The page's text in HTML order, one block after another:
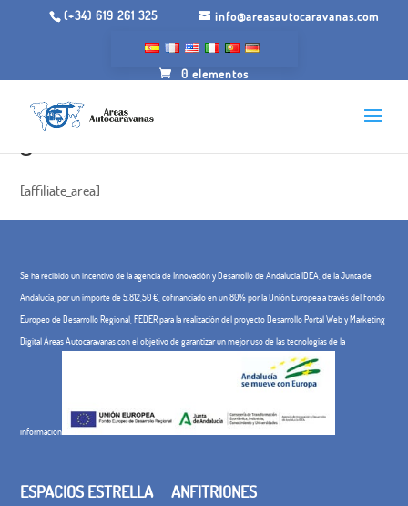
(+34) 619 261 325 info@areasautocaravanas.com
0 elementos
gonzalo
[affiliate_area]
Se ha recibido un incentivo de la agencia de Innovación y Desarrollo de Andalucía IDEA, de la Junta de
Andalucía, por un importe de 5.812,50 €, cofinanciado en un 80% por la Unión Europea a través del Fondo
Europeo de Desarrollo Regional, FEDER para la realización del proyecto Desarrollo Portal Web y Marketing
Digital Áreas Autocaravanas con el objetivo de garantizar un mejor uso de las tecnologías de la
información
ESPACIOS ESTRELLA ANFITRIONES